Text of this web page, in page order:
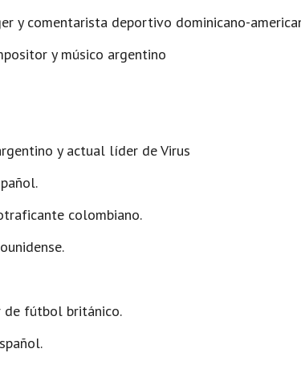
y comentarista deportivo dominicano-
y músico argentino
y actual líder de Virus
colombiano.
de fútbol británico.